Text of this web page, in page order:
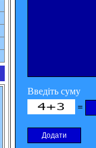
Введіть суму
=